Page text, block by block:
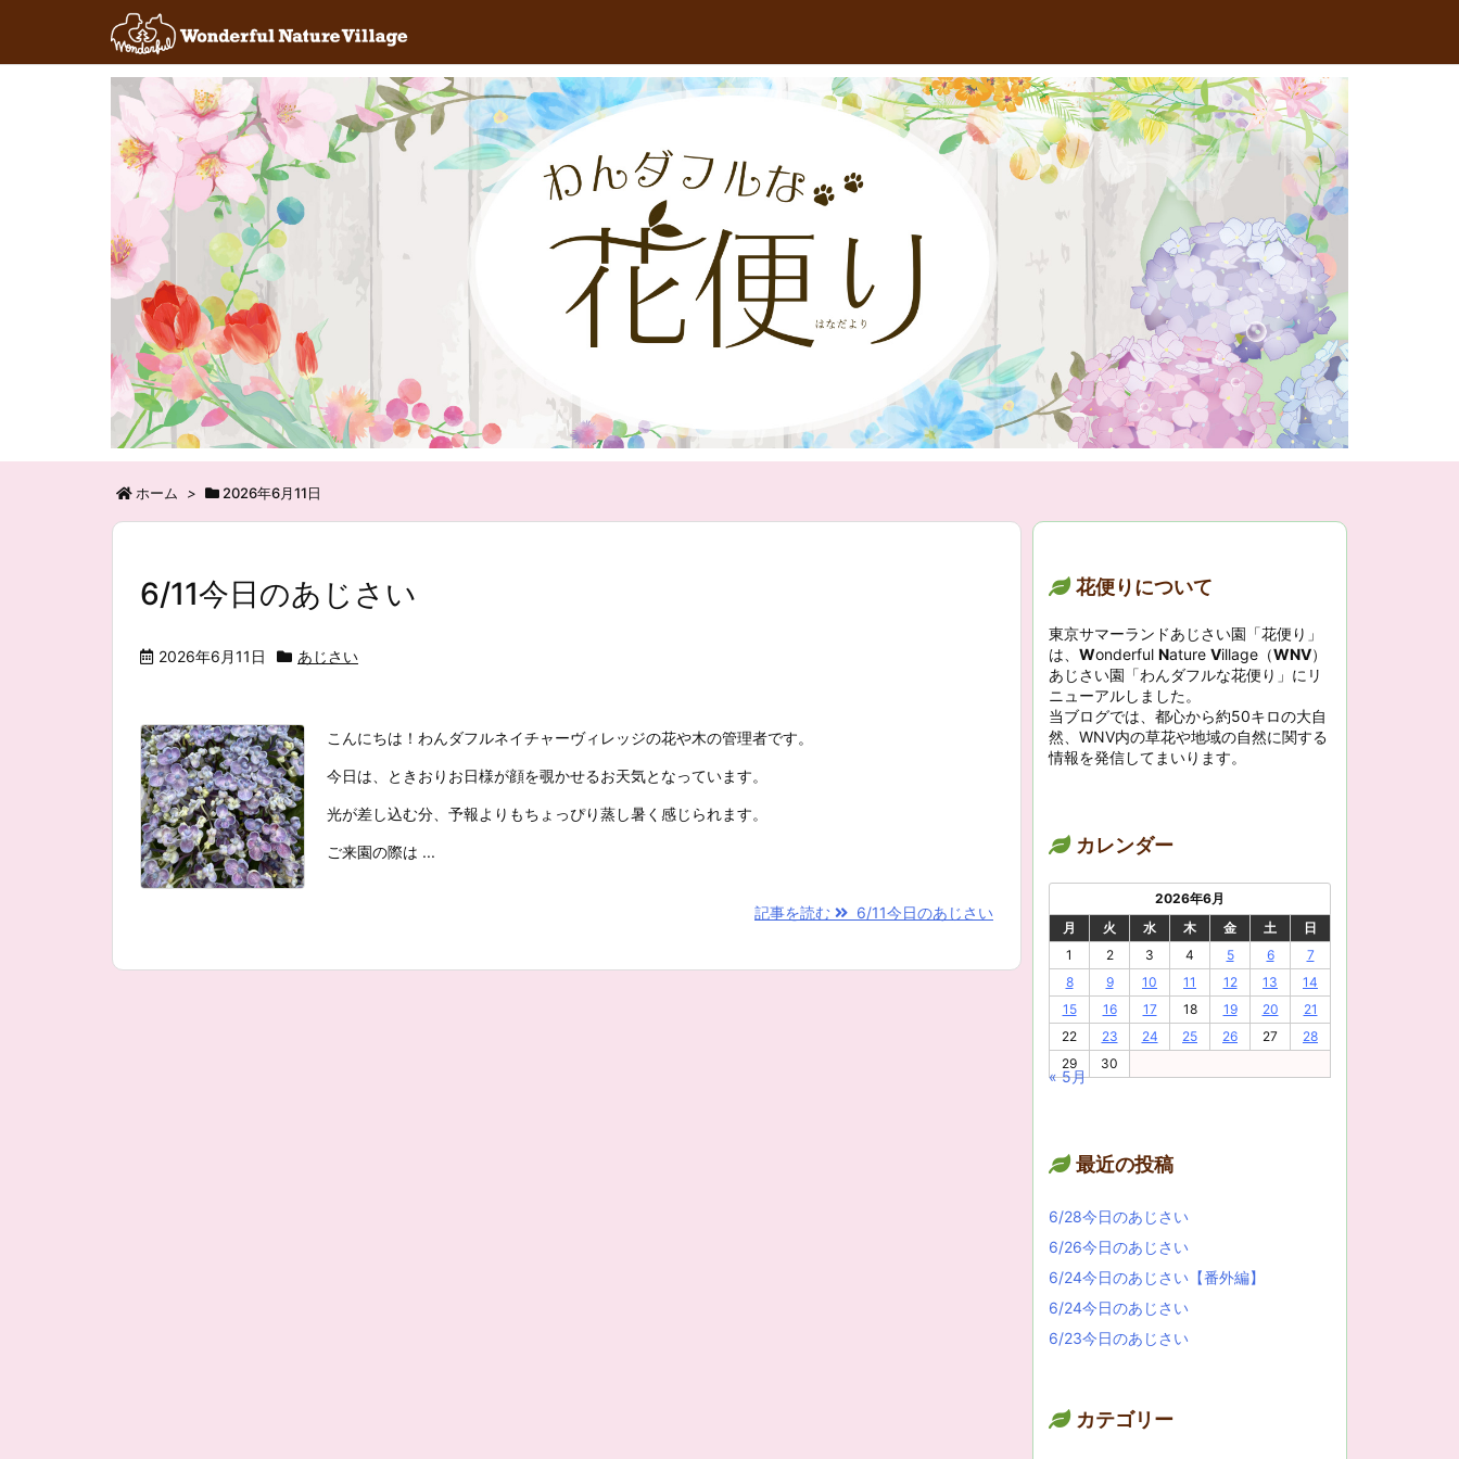
RSS Feedly
ホーム > 2026年6月11日
6/11今日のあじさい
2026年6月11日 あじさい
こんにちは！わんダフルネイチャーヴィレッジの花や木の管理者です。
今日は、ときおりお日様が顔を覗かせるお天気となっています。
光が差し込む分、予報よりもちょっぴり蒸し暑く感じられます。
ご来園の際は ...
記事を読む 6/11今日のあじさい
花便りについて
東京サマーランドあじさい園「花便り」
は、 Wonderful Nature Village（WNV）
あじさい園「わんダフルな花便り」にリ
ニューアルしました。
当ブログでは、都心から約50キロの大自
然、WNV内の草花や地域の自然に関する
情報を発信してまいります。
カレンダー
2026年6月
月
火 水 木 金 土
日
1
2 3 4 5 6
7
8
9 10 11 12 13
14
15
16 17 18 19 20
21
22
23 24 25 26 27
28
29
30
« 5月
最近の投稿
6/28今日のあじさい
6/26今日のあじさい
6/24今日のあじさい【番外編】
6/24今日のあじさい
6/23今日のあじさい
カテゴリー